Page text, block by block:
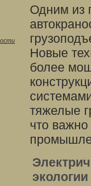
Одним из
Новые
более
тяжелые
что
экологии